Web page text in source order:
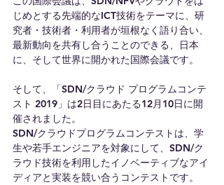
じめとする先端的なICT技術をテーマに、研
究者・技術者・利用者が垣根なく語り合い、
最新動向を共有し合うことのできる、日本
に、そして世界に開かれた国際会議です。
そして、「SDN/クラウド プログラムコンテ
スト 2019」は2日目にあたる12月10日に開
催されました。
SDN/クラウドプログラムコンテストは、学
生や若手エンジニアを対象にして、SDN/ク
ラウド技術を利用したイノベーティブなアイ
ディアと実装を競い合うコンテストです。